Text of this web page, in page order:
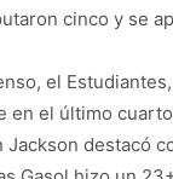
cinco y se
el
en el último
destacó